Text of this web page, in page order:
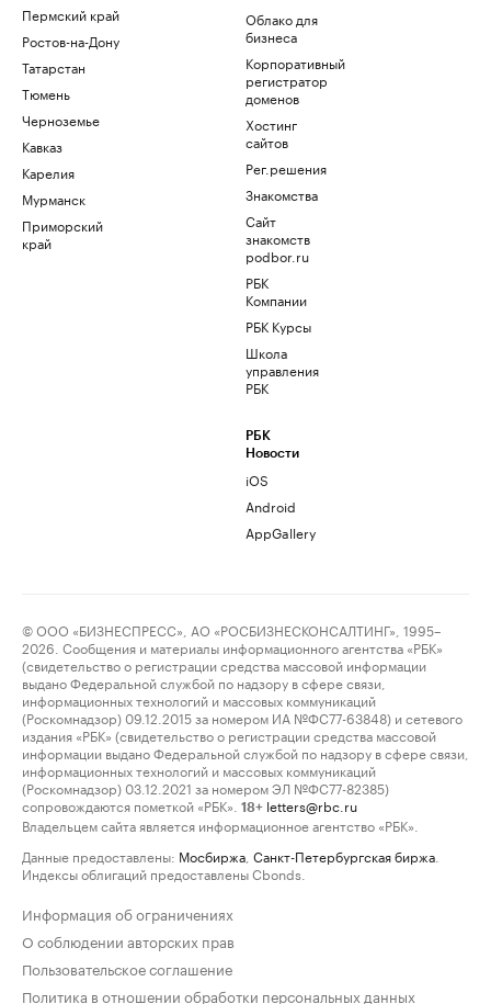
Пермский край
Ростов-на-Дону
Татарстан
Тюмень
Черноземье
Кавказ
Карелия
Мурманск
Приморский
край
Облако для
бизнеса
Корпоративный
регистратор
доменов
Хостинг
сайтов
Рег.решения
Знакомства
Сайт
знакомств
podbor.ru
РБК
Компании
РБК Курсы
Школа
управления
РБК
РБК
Новости
iOS
Android
AppGallery
© ООО «БИЗНЕСПРЕСС», АО «РОСБИЗНЕСКОНСАЛТИНГ», 1995–
2026. Сообщения и материалы информационного агентства «РБК»
(свидетельство о регистрации средства массовой информации
выдано Федеральной службой по надзору в сфере связи,
информационных технологий и массовых коммуникаций
(Роскомнадзор) 09.12.2015 за номером ИА №ФС77-63848) и сетевого
издания «РБК» (свидетельство о регистрации средства массовой
информации выдано Федеральной службой по надзору в сфере связи,
информационных технологий и массовых коммуникаций
(Роскомнадзор) 03.12.2021 за номером ЭЛ №ФС77-82385)
сопровождаются пометкой «РБК».
18+ letters@rbc.ru
Владельцем сайта является информационное агентство «РБК».
Данные предоставлены: Мосбиржа Санкт-Петербургская биржа
Индексы облигаций предоставлены Cbonds.
Информация об ограничениях
О соблюдении авторских прав
Пользовательское соглашение
Политика в отношении обработки персональных данных